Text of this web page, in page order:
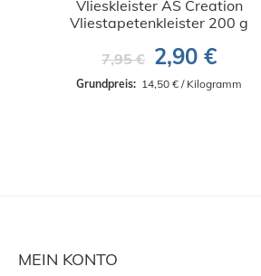
Vlieskleister AS Creation
Vliestapetenkleister 200 g
7,95 € 2,90 €
Grundpreis: 14,50 € / Kilogramm
MEIN KONTO